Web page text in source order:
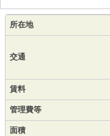
所在地
交通
賃料
管理費等
面積